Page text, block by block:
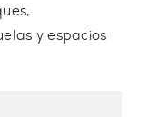
y espacios